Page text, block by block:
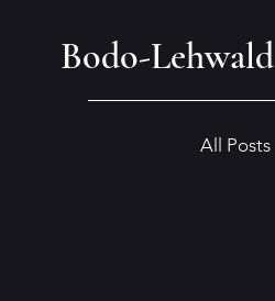
Bodo-Lehwald
All Posts